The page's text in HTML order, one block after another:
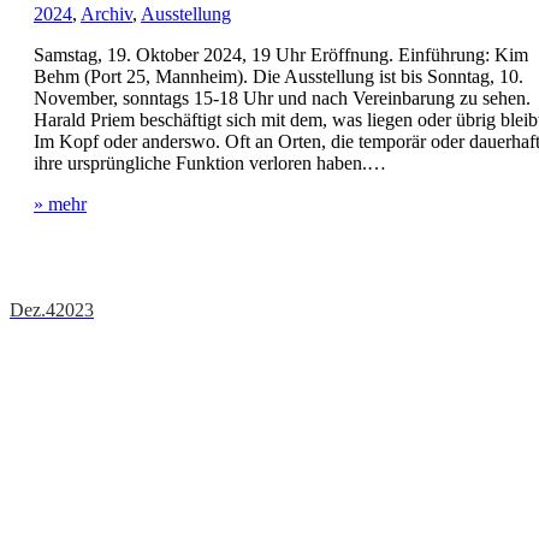
2024, Archiv, Ausstellung
Samstag, 19. Oktober 2024, 19 Uhr Eröffnung. Einführung: Kim
Behm (Port 25, Mannheim). Die Ausstellung ist bis Sonntag, 10.
November, sonntags 15-18 Uhr und nach Vereinbarung zu sehen.
Harald Priem beschäftigt sich mit dem, was liegen oder übrig
Im Kopf oder anderswo. Oft an Orten, die temporär oder dauerhaft
ihre ursprüngliche Funktion verloren haben.…
» mehr
Dez.42023